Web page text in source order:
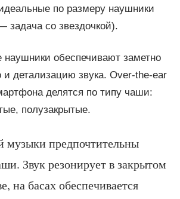
по размеру наушники
задача со звездочкой).
обеспечивают заметно
и детализацию звука. Over-the-ear
делятся по типу чаши:
полузакрытые.
музыки предпочтительны
Звук резонирует в закрытом
на басах обеспечивается